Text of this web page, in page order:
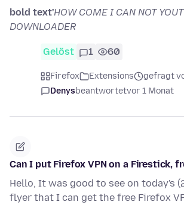
bold text'HOW COME I CAN NOT
DOWNLOADER
Gelöst 1 60
Firefox Extensions
gefragt
Denysbeantwortetvor 1 Monat
Can I put Firefox VPN on a Firestick,
Hello, It was good to see on today's
flyer that I can get the free Firefox